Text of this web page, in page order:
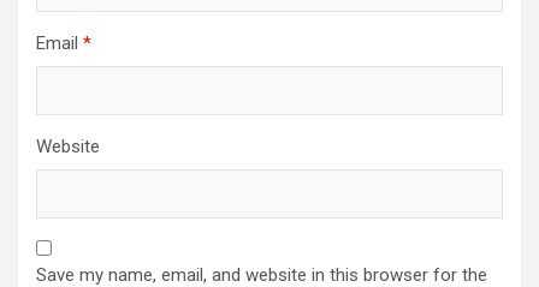
Email *
Website
Save my name, email, and website in this browser for the